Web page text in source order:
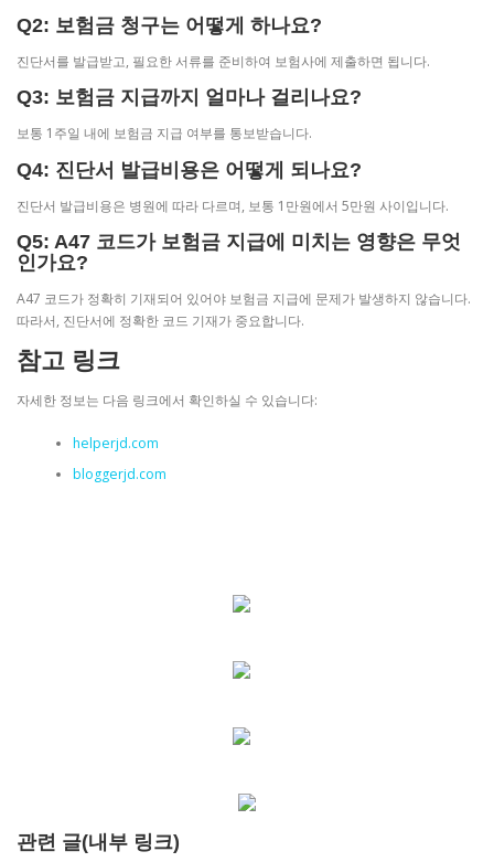
Q2: 보험금 청구는 어떻게 하나요?
진단서를 발급받고, 필요한 서류를 준비하여 보험사에 제출하면 됩니다.
Q3: 보험금 지급까지 얼마나 걸리나요?
보통 1주일 내에 보험금 지급 여부를 통보받습니다.
Q4: 진단서 발급비용은 어떻게 되나요?
진단서 발급비용은 병원에 따라 다르며, 보통 1만원에서 5만원 사이입니다.
Q5: A47 코드가 보험금 지급에 미치는 영향은 무엇
인가요?
A47 코드가 정확히 기재되어 있어야 보험금 지급에 문제가 발생하지 않습니다.
따라서, 진단서에 정확한 코드 기재가 중요합니다.
참고 링크
자세한 정보는 다음 링크에서 확인하실 수 있습니다:
helperjd.com
bloggerjd.com
관련 글(내부 링크)